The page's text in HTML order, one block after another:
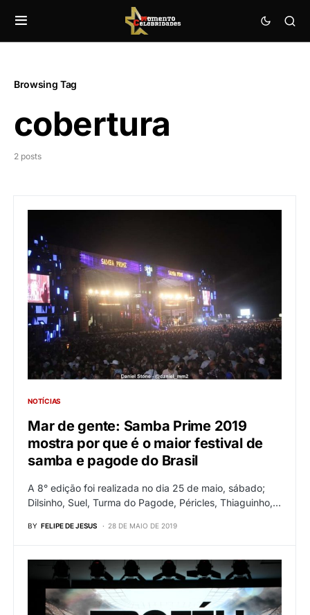
Browsing Tag
cobertura
2 posts
NOTÍCIAS
Mar de gente: Samba Prime 2019
mostra por que é o maior festival de
samba e pagode do Brasil
A 8° edição foi realizada no dia 25 de maio, sábado;
Dilsinho, Suel, Turma do Pagode, Péricles, Thiaguinho,…
BY FELIPE DE JESUS 28 DE MAIO DE 2019